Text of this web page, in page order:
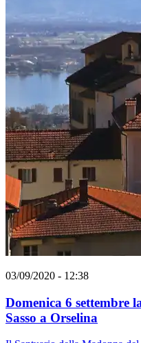
03/09/2020 - 12:38
Domenica 6 settembre
Sasso a Orselina